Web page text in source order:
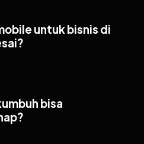
untuk bisnis di
bisa